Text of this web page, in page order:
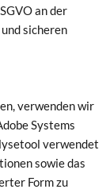
an der
sicheren
verwenden wir
Systems
verwendet
sowie das
Form zu